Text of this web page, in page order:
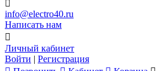
info@electro40.ru
Написать нам
Личный кабинет
Войти | Регистрация